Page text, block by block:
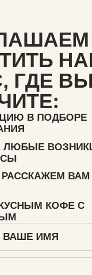
ГДЕ ВЫ
В ПОДБОРЕ
ЛЮБЫЕ
ВАМ
КОФЕ С